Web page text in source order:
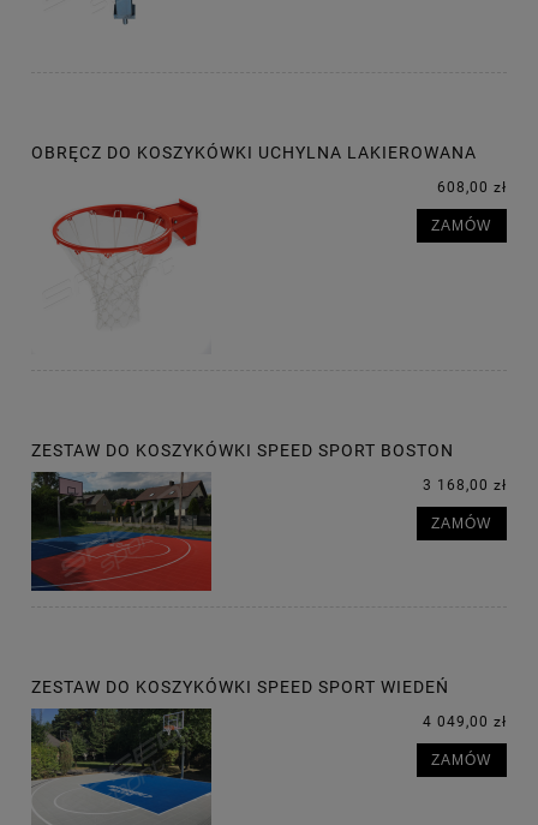
OBRĘCZ DO KOSZYKÓWKI UCHYLNA LAKIEROWANA
608,00 zł
ZAMÓW
ZESTAW DO KOSZYKÓWKI SPEED SPORT BOSTON
3 168,00 zł
ZAMÓW
ZESTAW DO KOSZYKÓWKI SPEED SPORT WIEDEŃ
4 049,00 zł
ZAMÓW